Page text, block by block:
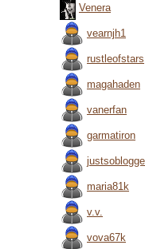
Venera
vearnjh1
rustleofstars
magahaden
vanerfan
garmatiron
maria81k
v.v.
vova67k